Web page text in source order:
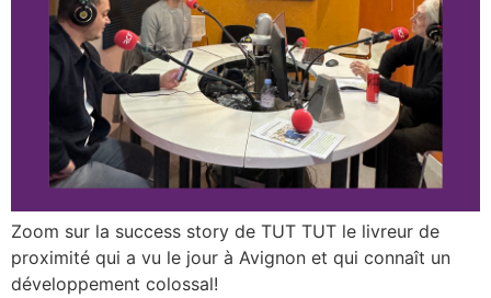
Zoom sur la success story de TUT TUT le livreur de
proximité qui a vu le jour à Avignon et qui connaît un
développement colossal!